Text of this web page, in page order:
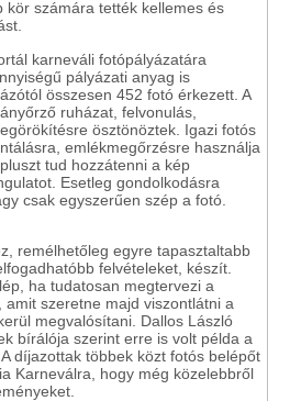
kör számára tették kellemes és
karneváli fotópályázatára
pályázati anyag is
összesen 452 fotó érkezett. A
ruházat, felvonulás,
ösztönöztek. Igazi fotós
emlékmegőrzésre használja
tud hozzátenni a kép
Esetleg gondolkodásra
csak egyszerűen szép a fotó.
remélhetőleg egyre tapasztaltabb
felvételeket, készít.
ha tudatosan megtervezi a
szeretne majd viszontlátni a
megvalósítani. Dallos László
bírálója szerint erre is volt példa a
díjazottak többek közt fotós belépőt
Karneválra, hogy még közelebbről